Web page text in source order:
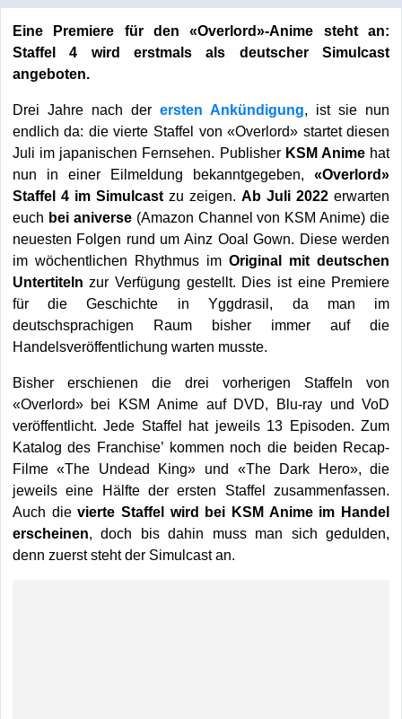
Eine Premiere für den «Overlord»-Anime steht an:
Staffel 4 wird erstmals als deutscher Simulcast
angeboten.
Drei Jahre nach der ersten Ankündigung, ist sie nun
endlich da: die vierte Staffel von «Overlord» startet diesen
Juli im japanischen Fernsehen. Publisher KSM Anime hat
nun in einer Eilmeldung bekanntgegeben,«Overlord»
Staffel 4 im Simulcastzu zeigen.Ab Juli 2022 erwarten
euch bei aniverse(Amazon Channel von KSM Anime) die
neuesten Folgen rund um Ainz Ooal Gown. Diese werden
im wöchentlichen Rhythmus imOriginal mit deutschen
Untertiteln zur Verfügung gestellt. Dies ist eine Premiere
für die Geschichte in Yggdrasil, da man im
deutschsprachigen Raum bisher immer auf die
Handelsveröffentlichung warten musste.
Bisher erschienen die drei vorherigen Staffeln von
«Overlord» bei KSM Anime auf DVD, Blu-ray und VoD
veröffentlicht. Jede Staffel hat jeweils 13 Episoden. Zum
Katalog des Franchise’ kommen noch die beiden Recap-
Filme «The Undead King» und «The Dark Hero», die
jeweils eine Hälfte der ersten Staffel zusammenfassen.
Auch dievierte Staffel wird bei KSM Anime im Handel
erscheinen, doch bis dahin muss man sich gedulden,
denn zuerst steht der Simulcast an.